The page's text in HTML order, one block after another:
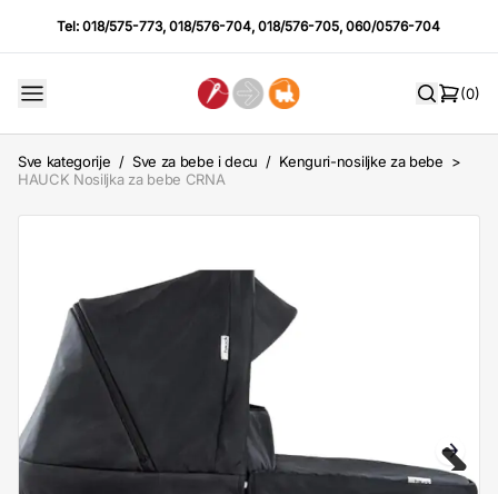
Tel:018/575-773,018/576-704,018/576-705,060/0576-704
(0)
Sve kategorije / Sve za bebe i decu / Kenguri-nosiljke za bebe >
HAUCK Nosiljka za bebe CRNA